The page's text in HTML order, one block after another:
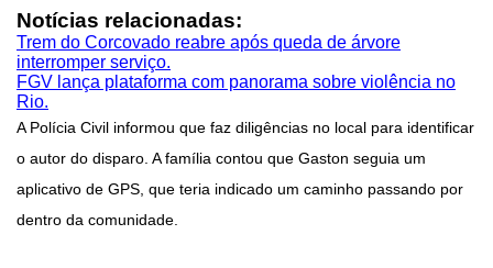
Notícias relacionadas:
Trem do Corcovado reabre após queda de árvore
interromper serviço.
FGV lança plataforma com panorama sobre violência no
Rio.
A Polícia Civil informou que faz diligências no local para identificar
o autor do disparo. A família contou que Gaston seguia um
aplicativo de GPS, que teria indicado um caminho passando por
dentro da comunidade.